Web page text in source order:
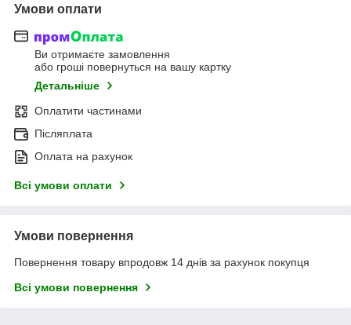
Умови оплати
Ви отримаєте замовлення
або гроші повернуться на вашу картку
Детальніше
Оплатити частинами
Післяплата
Оплата на рахунок
Всі умови оплати
Умови повернення
Повернення товару впродовж 14 днів за рахунок покупця
Всі умови повернення